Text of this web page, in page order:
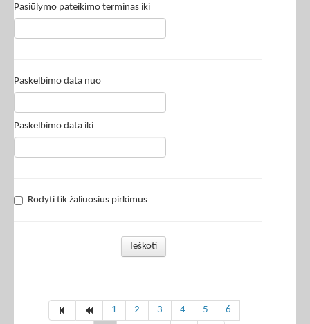
Pasiūlymo pateikimo terminas iki
Paskelbimo data nuo
Paskelbimo data iki
Rodyti tik žaliuosius pirkimus
Ieškoti
1 2 3 4 5 6